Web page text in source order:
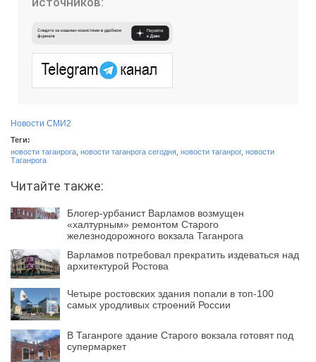
Новости СМИ2
Теги:
новости таганрога новости таганрога сегодня новости таганрог, новости
Таганрога
Читайте также:
Блогер-урбанист Варламов возмущен
«халтурным» ремонтом Старого
железнодорожного вокзала Таганрога
Варламов потребовал прекратить издеваться над
архитектурой Ростова
Четыре ростовских здания попали в топ-100
самых уродливых строений России
В Таганроге здание Старого вокзала готовят под
супермаркет